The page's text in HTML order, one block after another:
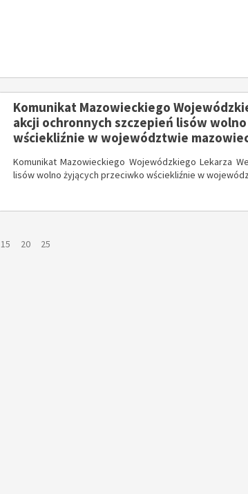
Komunikat Mazowieckiego
akcji ochronnych szczepień lisów
wściekliźnie w województwie
Komunikat Mazowieckiego Wojewódzkiego Lekarza
lisów wolno żyjących przeciwko wściekliźnie w
pokaż
15 elementów
pokaż
20 elementów
pokaż
25